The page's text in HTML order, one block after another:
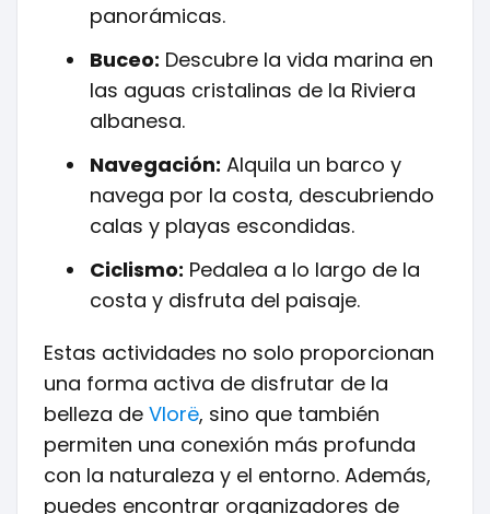
panorámicas.
Buceo: Descubre la vida marina en
las aguas cristalinas de la Riviera
albanesa.
Navegación: Alquila un barco y
navega por la costa, descubriendo
calas y playas escondidas.
Ciclismo: Pedalea a lo largo de la
costa y disfruta del paisaje.
Estas actividades no solo proporcionan
una forma activa de disfrutar de la
belleza de Vlorë, sino que también
permiten una conexión más profunda
con la naturaleza y el entorno. Además,
puedes encontrar organizadores de